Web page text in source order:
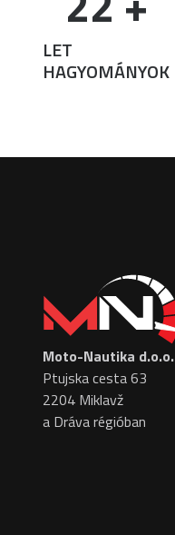
LET
HAGYOMÁNYOK
Moto-Nautika d.o.o.
Ptujska cesta 63
2204 Miklavž
a Dráva régióban